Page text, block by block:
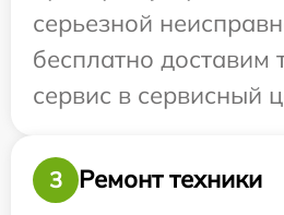
серьезной
бесплатно доставим
сервис в сервисный
3
Ремонт техники